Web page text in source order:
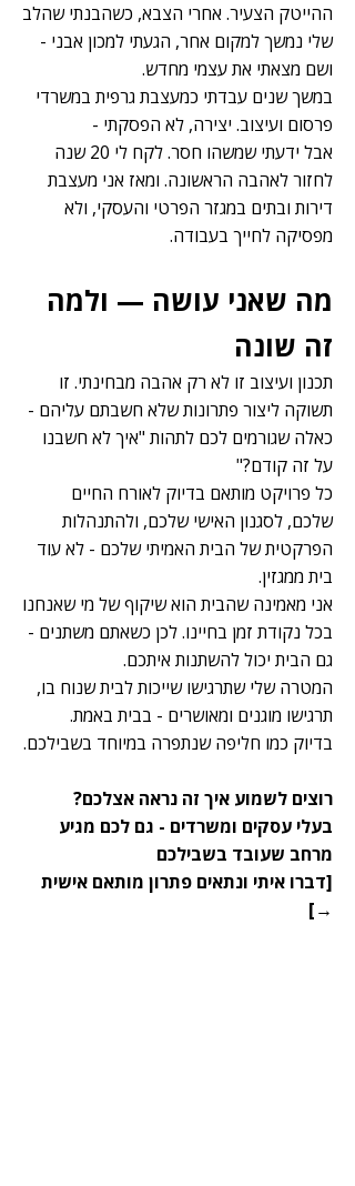
ההייטק הצעיר. אחרי הצבא, כשהבנתי שהלב
שלי נמשך למקום אחר, הגעתי למכון אבני -
ושם מצאתי את עצמי מחדש.
במשך שנים עבדתי כמעצבת גרפית במשרדי
פרסום ועיצוב. יצירה, לא הפסקתי -
אבל ידעתי שמשהו חסר. לקח לי 20 שנה
לחזור לאהבה הראשונה. ומאז אני מעצבת
דירות ובתים במגזר הפרטי והעסקי, ולא
מפסיקה לחייך בעבודה.
מה שאני עושה — ולמה
זה שונה
תכנון ועיצוב זו לא רק אהבה מבחינתי. זו
תשוקה ליצור פתרונות שלא חשבתם עליהם -
כאלה שגורמים לכם לתהות "איך לא חשבנו
על זה קודם?"
כל פרויקט מותאם בדיוק לאורח החיים
שלכם, לסגנון האישי שלכם, ולהתנהלות
הפרקטית של הבית האמיתי שלכם - לא עוד
בית ממגזין.
אני מאמינה שהבית הוא שיקוף של מי שאנחנו
בכל נקודת זמן בחיינו. לכן כשאתם משתנים -
גם הבית יכול להשתנות איתכם.
המטרה שלי שתרגישו שייכות לבית שנוח בו,
תרגישו מוגנים ומאושרים - בבית באמת.
בדיוק כמו חליפה שנתפרה במיוחד בשבילכם.
רוצים לשמוע איך זה נראה אצלכם?
בעלי עסקים ומשרדים - גם לכם מגיע
מרחב שעובד בשבילכם
[דברו איתי ונתאים פתרון מותאם אישית
→]